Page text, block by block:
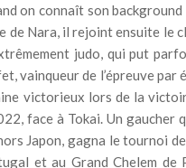
on connaît son
de Nara, il rejoint ensuite le
judo, qui put
vainqueur de l’épreuve
victorieux lors de la
face à Tokai. Un
Japon, gagna le tournoi
et au Grand Chelem de